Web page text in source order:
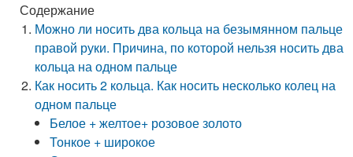
Содержание
Можно ли носить два кольца на безымянном пальце
правой руки. Причина, по которой нельзя носить два
кольца на одном пальце
Как носить 2 кольца. Как носить несколько колец на
одном пальце
Белое + желтое+ розовое золото
Тонкое + широкое